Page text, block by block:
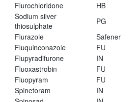
Flurochloridone
HB
Sodium silver
thiosulphate
PG
Flurazole
Safener
Fluquinconazole
FU
Flupyradifurone
IN
Fluoxastrobin
FU
Fluopyram
FU
Spinetoram
IN